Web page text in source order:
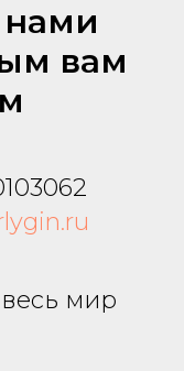
нами
вам
мир